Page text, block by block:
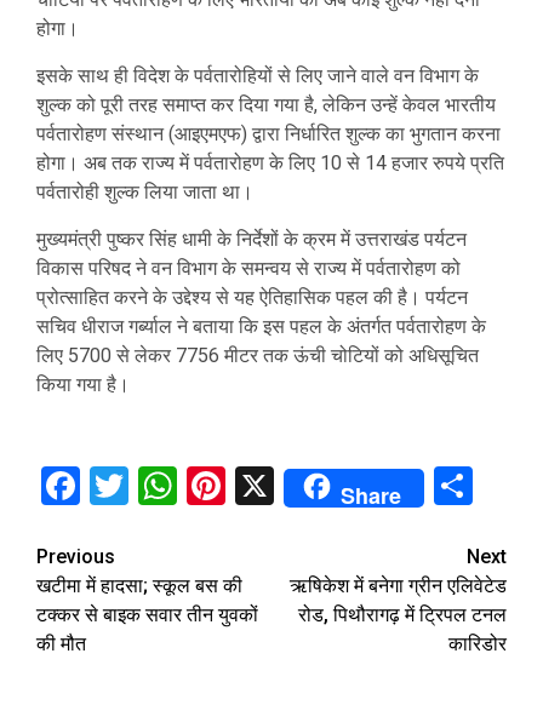
होगा।
इसके साथ ही विदेश के पर्वतारोहियों से लिए जाने वाले वन विभाग के
शुल्क को पूरी तरह समाप्त कर दिया गया है, लेकिन उन्हें केवल भारतीय
पर्वतारोहण संस्थान (आइएमएफ) द्वारा निर्धारित शुल्क का भुगतान करना
होगा। अब तक राज्य में पर्वतारोहण के लिए 10 से 14 हजार रुपये प्रति
पर्वतारोही शुल्क लिया जाता था।
मुख्यमंत्री पुष्कर सिंह धामी के निर्देशों के क्रम में उत्तराखंड पर्यटन
विकास परिषद ने वन विभाग के समन्वय से राज्य में पर्वतारोहण को
प्रोत्साहित करने के उद्देश्य से यह ऐतिहासिक पहल की है। पर्यटन
सचिव धीराज गर्ब्याल ने बताया कि इस पहल के अंतर्गत पर्वतारोहण के
लिए 5700 से लेकर 7756 मीटर तक ऊंची चोटियों को अधिसूचित
किया गया है।
Facebook
Twitter
WhatsApp
Pinterest
X Share
Continue
Reading
Previous
खटीमा में हादसा; स्कूल बस की
टक्कर से बाइक सवार तीन युवकों
की मौत
Next
ऋषिकेश में बनेगा ग्रीन एलिवेटेड
रोड, पिथौरागढ़ में ट्रिपल टनल
कारिडोर